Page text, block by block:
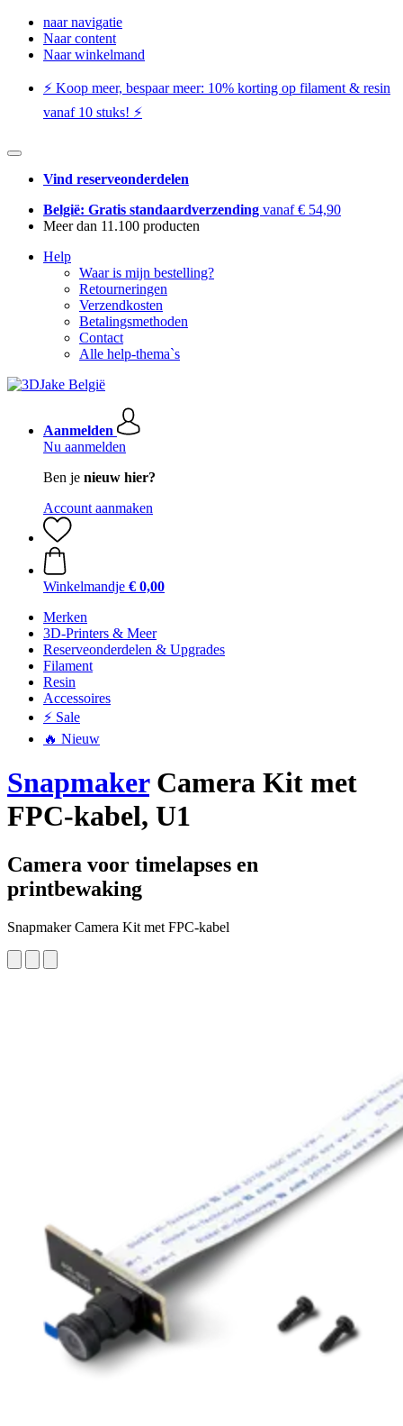
naar navigatie
Naar content
Naar winkelmand
⚡️ Koop meer, bespaar meer: ​​10% korting op filament & resin
vanaf 10 stuks! ⚡️
Vind reserveonderdelen
België: Gratis standaardverzending vanaf € 54,90
Meer dan 11.100 producten
Help
Waar is mijn bestelling?
Retourneringen
Verzendkosten
Betalingsmethoden
Contact
Alle help-thema`s
Aanmelden
Nu aanmelden
Ben je nieuw hier?
Account aanmaken
Winkelmandje € 0,00
Merken
3D-Printers & Meer
Reserveonderdelen & Upgrades
Filament
Resin
Accessoires
⚡ Sale
🔥 Nieuw
SnapmakerCamera Kit met
FPC-kabel, U1
Camera voor timelapses en
printbewaking
Snapmaker Camera Kit met FPC-kabel